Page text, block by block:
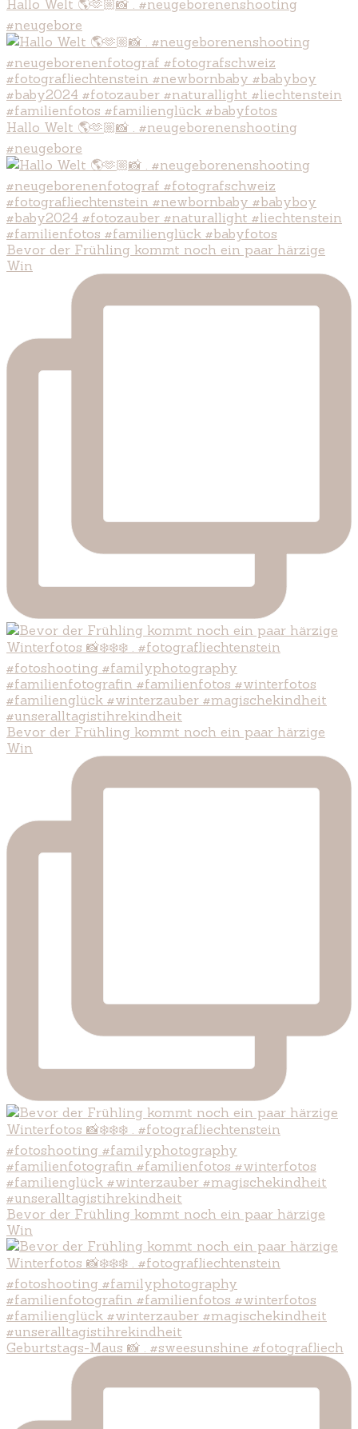
Hallo Welt 🌎🫶🏼📸 . #neugeborenenshooting
#neugebore
Hallo Welt 🌎🫶🏼📸 . #neugeborenenshooting
#neugebore
Bevor der Frühling kommt noch ein paar härzige
Win
Bevor der Frühling kommt noch ein paar härzige
Win
Bevor der Frühling kommt noch ein paar härzige
Win
Geburtstags-Maus 📸 . #sweesunshine #fotografliech